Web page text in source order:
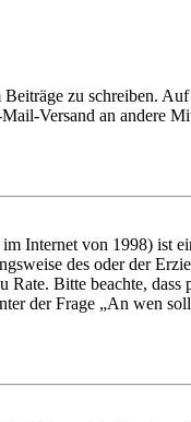
zu schreiben.
Versand an andere
Internet von 1998) ist
des oder der
Bitte beachte,
der Frage „An wen